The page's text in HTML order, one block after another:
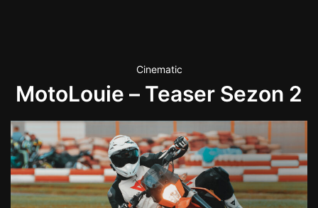
Cinematic
MotoLouie – Teaser Sezon 2